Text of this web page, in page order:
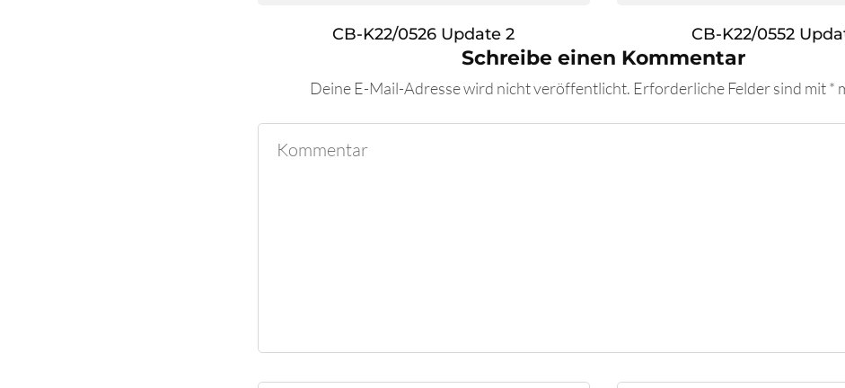
CB-K22/0526 Update 2 CB-K22/0552
Schreibe einen Kommentar
Deine E-Mail-Adresse wird nicht veröffentlicht. Erforderliche Felder sind mit*